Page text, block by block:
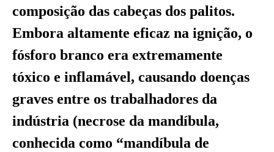
composição das cabeças dos palitos.
Embora altamente eficaz na ignição, o
fósforo branco era extremamente
tóxico e inflamável, causando doenças
graves entre os trabalhadores da
indústria (necrose da mandíbula,
conhecida como “mandíbula de